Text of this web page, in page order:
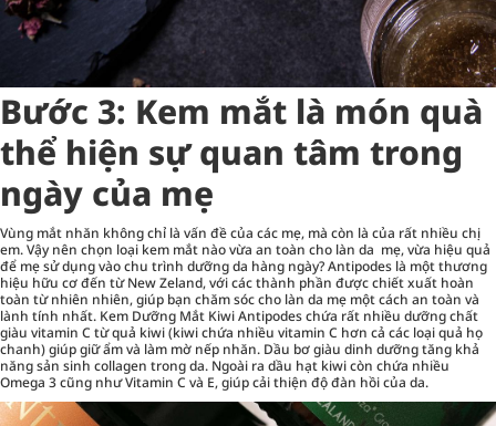
Bước 3: Kem mắt là món quà
thể hiện sự quan tâm trong
ngày của mẹ
Vùng mắt nhăn không chỉ là vấn đề của các mẹ, mà còn là của rất nhiều chị
em. Vậy nên chọn loại kem mắt nào vừa an toàn cho làn da mẹ, vừa hiệu quả
để mẹ sử dụng vào chu trình dưỡng da hàng ngày? Antipodes là một thương
hiệu hữu cơ đến từ New Zeland, với các thành phần được chiết xuất hoàn
toàn từ nhiên nhiên, giúp bạn chăm sóc cho làn da mẹ một cách an toàn và
lành tính nhất. Kem Dưỡng Mắt Kiwi Antipodes chứa rất nhiều dưỡng chất
giàu vitamin C từ quả kiwi (kiwi chứa nhiều vitamin C hơn cả các loại quả họ
chanh) giúp giữ ẩm và làm mờ nếp nhăn. Dầu bơ giàu dinh dưỡng tăng khả
năng sản sinh collagen trong da. Ngoài ra dầu hạt kiwi còn chứa nhiều
Omega 3 cũng như Vitamin C và E, giúp cải thiện độ đàn hồi của da.